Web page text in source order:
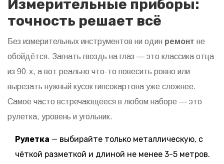
Измерительные приборы:
точность решает всё
Без измерительных инструментов ни один ремонт не
обойдётся. Загнать гвоздь на глаз — это классика отца
из 90-х, а вот реально что-то повесить ровно или
вырезать нужный кусок гипсокартона уже сложнее.
Самое часто встречающееся в любом наборе — это
рулетка, уровень и угольник.
Рулетка — выбирайте только металлическую, с
чёткой разметкой и длиной не менее 3-5 метров.